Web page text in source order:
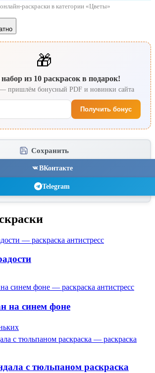
раскраски в категории «Цветы»
🎁
набор из 10 раскрасок в подарок!
— пришлём бонусный PDF и новинки сайта
Получить бонус
Сохранить
ВКонтакте
Telegram
на синем фоне
с тюльпаном раскраска